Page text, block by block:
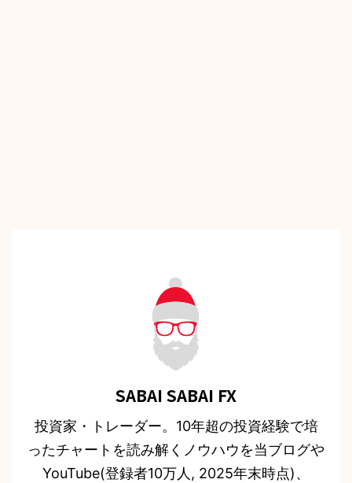
SABAI SABAI FX
投資家・トレーダー。10年超の投資経験で培
ったチャートを読み解くノウハウを当ブログや
YouTube(登録者10万人, 2025年末時点)、